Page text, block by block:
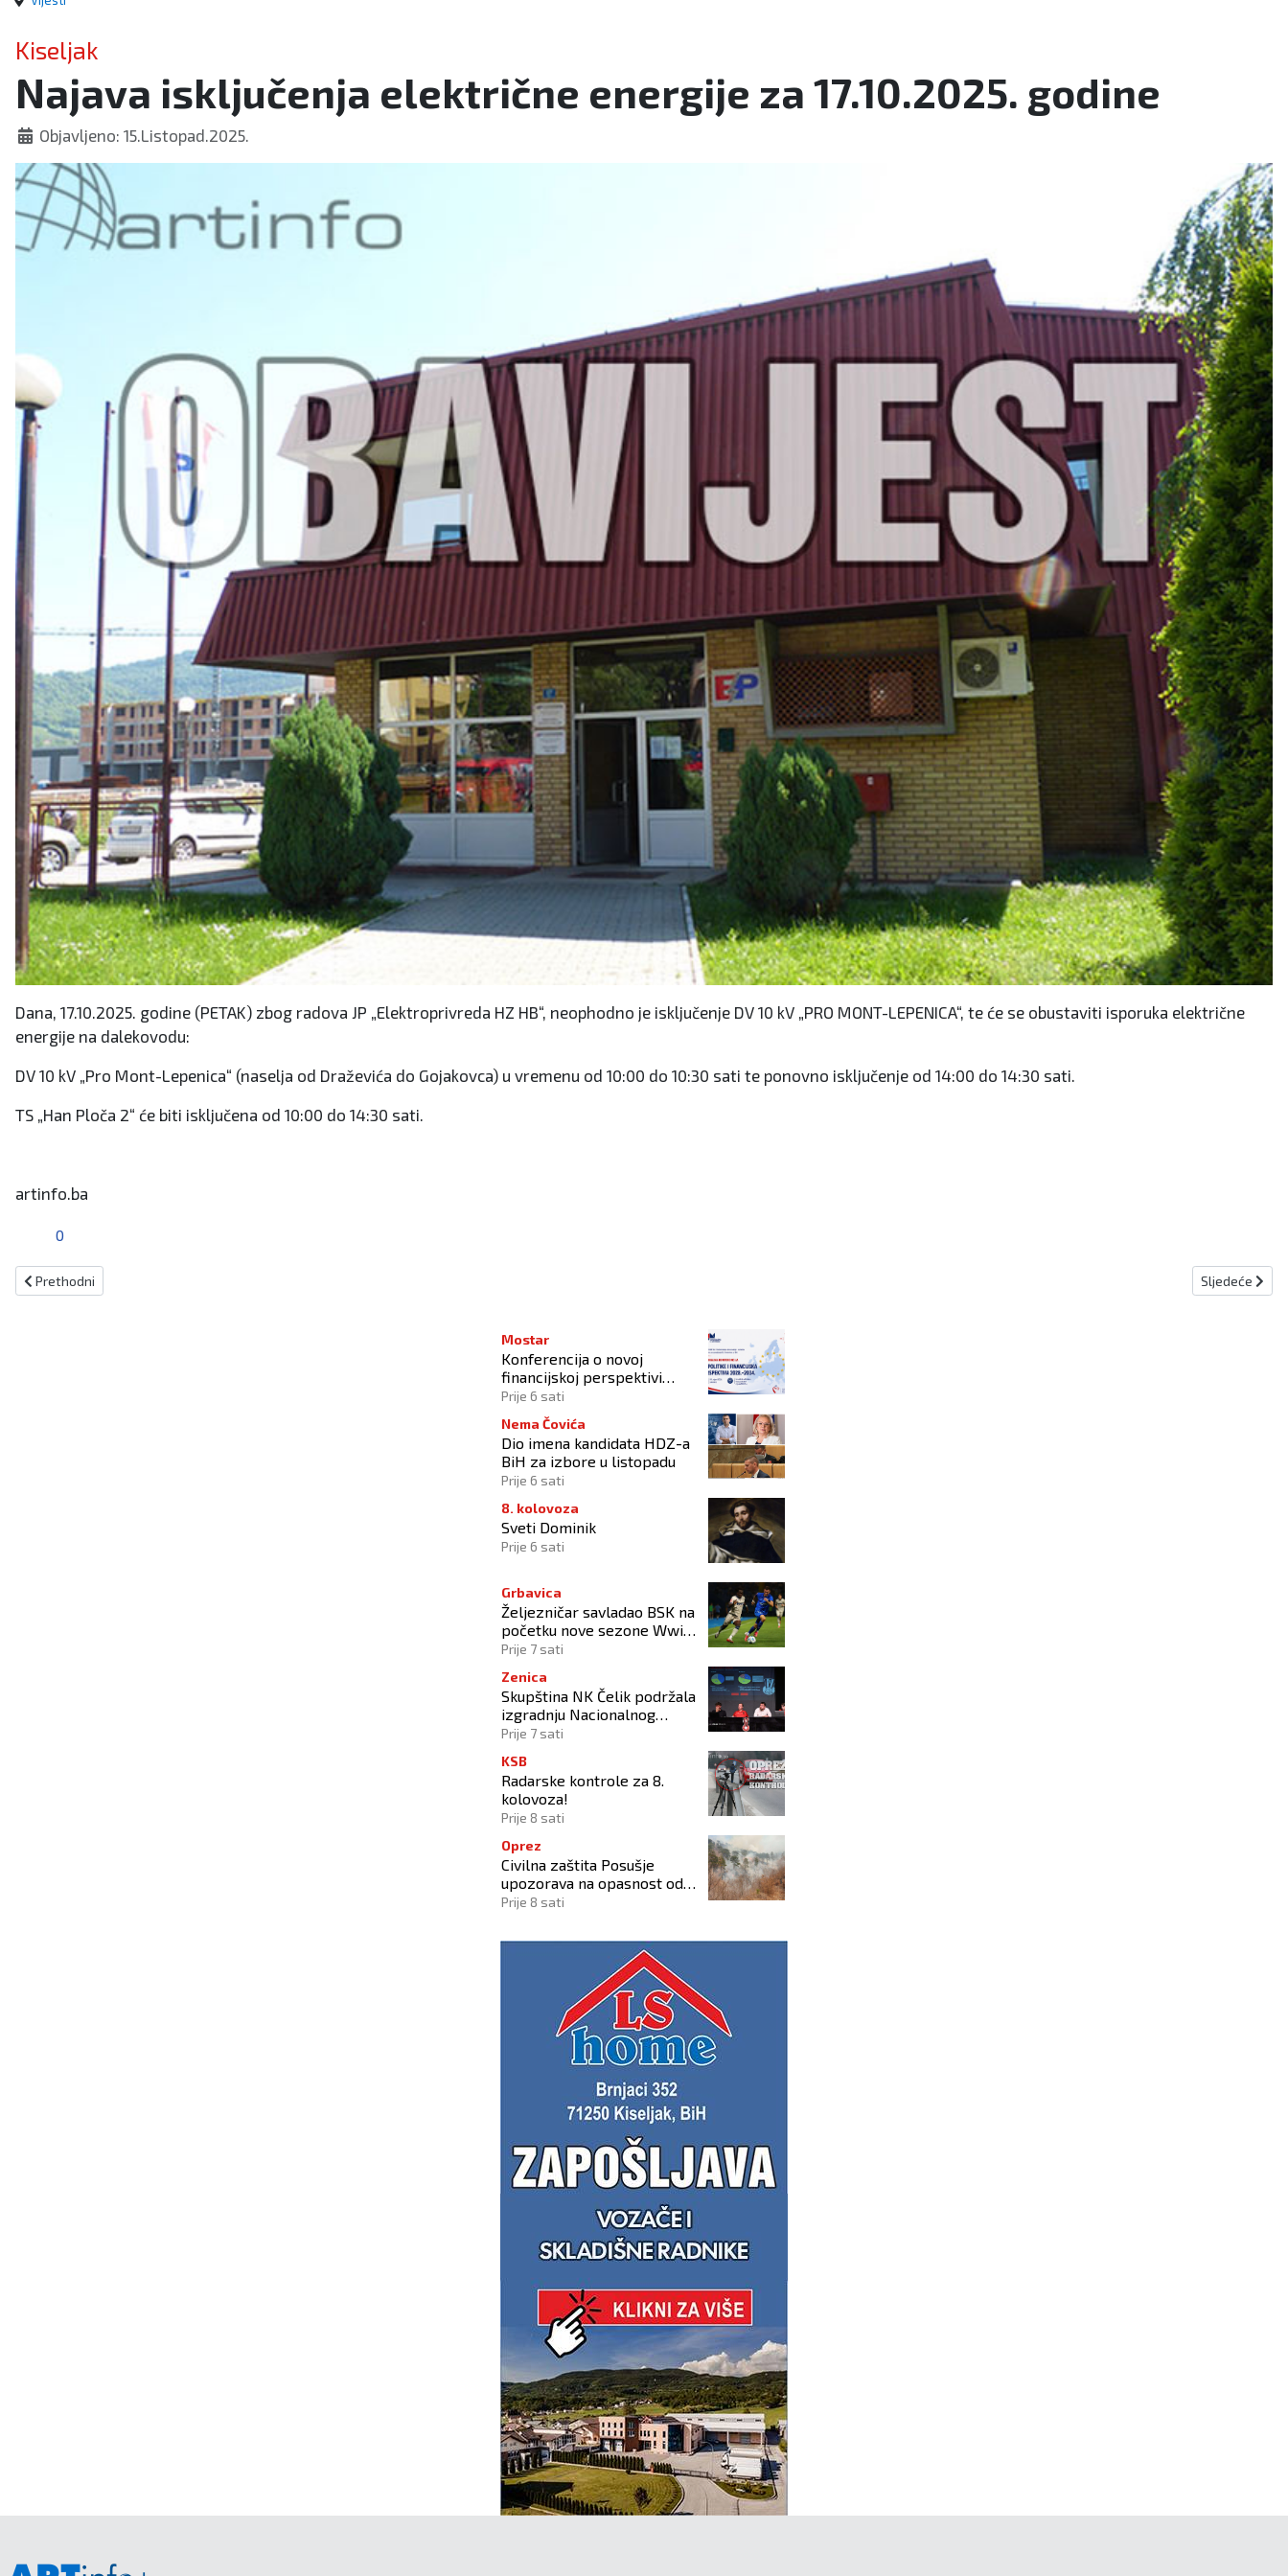
Kiseljak
Najava isključenja električne energije za 17.10.2025. godine
Objavljeno: 15.Listopad.2025.
Dana, 17.10.2025. godine (PETAK) zbog radova JP „Elektroprivreda HZ HB“, neophodno je isključenje DV 10 kV „PRO MONT-LEPENICA“, te će se obustaviti isporuka električne
energije na dalekovodu:
DV 10 kV „Pro Mont-Lepenica“ (naselja od Draževića do Gojakovca) u vremenu od 10:00 do 10:30 sati te ponovno isključenje od 14:00 do 14:30 sati.
TS „Han Ploča 2“ će biti isključena od 10:00 do 14:30 sati.
artinfo.ba
0
Prethodni članak: FMOZ i Ustanova Pazarić potpisali ugovor vrijedan 250.000 KM
Prethodni Sljedeći
Sljedeće
Mostar
Konferencija o novoj
financijskoj perspektivi
Europske unije 2028.–2034.
Prije 6 sati
Nema Čovića
Dio imena kandidata HDZ-a
BiH za izbore u listopadu
Prije 6 sati
8. kolovoza
Sveti Dominik
Prije 6 sati
Grbavica
Željezničar savladao BSK na
početku nove sezone Wwin
lige BiH
Prije 7 sati
Zenica
Skupština NK Čelik podržala
izgradnju Nacionalnog
stadiona
Prije 7 sati
KSB
Radarske kontrole za 8.
kolovoza!
Prije 8 sati
Oprez
Civilna zaštita Posušje
upozorava na opasnost od
požara na Blidinju
Prije 8 sati